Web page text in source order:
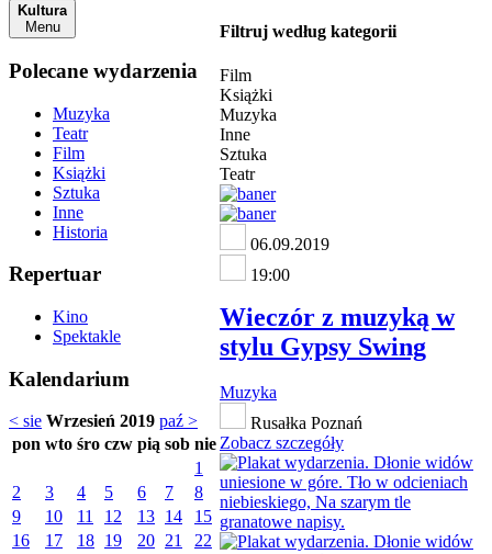
Kultura
Menu
Polecane wydarzenia
Muzyka
Teatr
Film
Książki
Sztuka
Inne
Historia
Repertuar
Kino
Spektakle
Kalendarium
< sie Wrzesień 2019 paź >
pon wto śro czw pią sob nie
1
2
3 4 5 6 7
8
9
10 11 12 13 14
15
16
17 18 19 20 21
22
Filtruj według kategorii
Film
Książki
Muzyka
Inne
Sztuka
Teatr
06.09.2019
19:00
Wieczór z muzyką w
stylu Gypsy Swing
Muzyka
Rusałka Poznań
Zobacz szczegóły